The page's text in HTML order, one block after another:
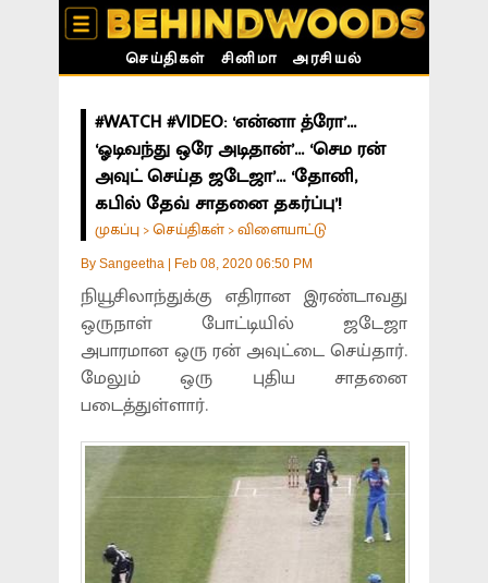
செய்திகள் சினிமா அரசியல்
#WATCH #VIDEO: ‘என்னா த்ரோ’...
‘ஓடிவந்து ஒரே அடிதான்’... ‘செம ரன்
அவுட் செய்த ஜடேஜா’... ‘தோனி,
கபில் தேவ் சாதனை தகர்ப்பு’!
முகப்பு >செய்திகள் >விளையாட்டு
By Sangeetha Feb 08, 2020 06:50 PM
நியூசிலாந்துக்கு எதிரான இரண்டாவது
ஒருநாள் போட்டியில் ஜடேஜா
அபாரமான ஒரு ரன் அவுட்டை செய்தார்.
மேலும் ஒரு புதிய சாதனை
படைத்துள்ளார்.